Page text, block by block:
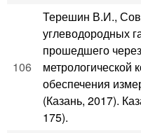
106
Терешин В.И.,
углеводородных
прошедшего
метрологической
обеспечения
(Казань, 2017).
175).